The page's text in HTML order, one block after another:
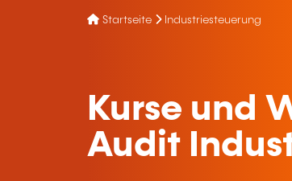
Startseite Industriesteuerung
Kurse und
Audit